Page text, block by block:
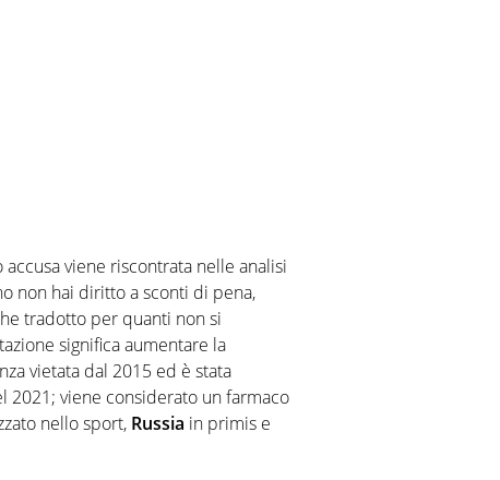
viene riscontrata nelle analisi
non hai diritto a sconti di pena,
tradotto per quanti non si
significa aumentare la
vietata dal 2015 ed è stata
2021; viene considerato un farmaco
nello sport, Russia in primis e